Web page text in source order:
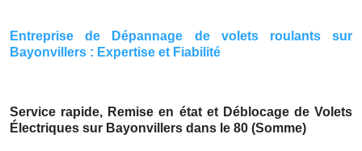
Entreprise de Dépannage de volets roulants sur
Bayonvillers : Expertise et Fiabilité
Service rapide, Remise en état et Déblocage de Volets
Électriques sur Bayonvillers dans le 80 (Somme)